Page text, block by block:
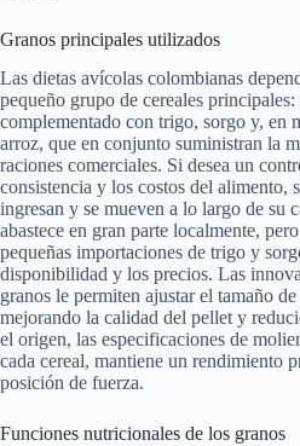
Granos principales utilizados
Las dietas avícolas colombianas
pequeño grupo de cereales
complementado con trigo, sorgo y, en
arroz, que en conjunto suministran la
raciones comerciales. Si desea un
consistencia y los costos del alimento,
ingresan y se mueven a lo largo de su
abastece en gran parte localmente,
pequeñas importaciones de trigo y
disponibilidad y los precios. Las
granos le permiten ajustar el tamaño
mejorando la calidad del pellet y
el origen, las especificaciones de
cada cereal, mantiene un rendimiento
posición de fuerza.
Funciones nutricionales de los granos